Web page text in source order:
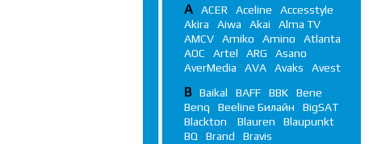
A ACER Aceline
Accesstyle
Akira
Aiwa Akai
Alma TV
AMCV
Amiko Amino
Atlanta
AOC
Artel ARG
Asano
AverMedia
AVA Avaks Avest
B Baikal BAFF BBK
Bene
Benq
Beeline Билайн
BigSAT
Blackton
Blauren
Blaupunkt
BQ
Brand Bravis